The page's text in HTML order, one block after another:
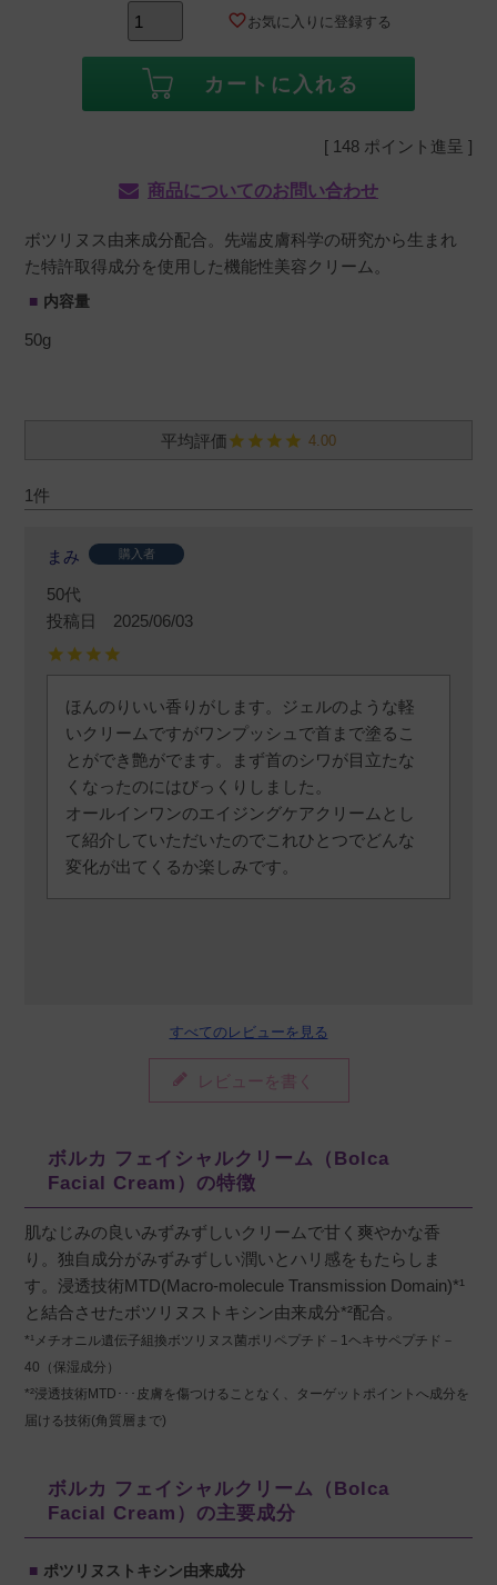
お気に入りに登録する
カートに入れる
[ 148 ポイント進呈 ]
商品についてのお問い合わせ
ボツリヌス由来成分配合。先端皮膚科学の研究から生まれ
た特許取得成分を使用した機能性美容クリーム。
内容量
50g
4.00
1
まみ 購入者
50代
投稿日
2025/06/03
ほんのりいい香りがします。ジェルのような軽
いクリームですがワンプッシュで首まで塗るこ
とができ艶がでます。まず首のシワが目立たな
くなったのにはびっくりしました。
オールインワンのエイジングケアクリームとし
て紹介していただいたのでこれひとつでどんな
変化が出てくるか楽しみです。
すべてのレビューを見る
レビューを書く
ボルカ フェイシャルクリーム（Bolca
Facial Cream）の特徴
肌なじみの良いみずみずしいクリームで甘く爽やかな香
り。独自成分がみずみずしい潤いとハリ感をもたらしま
す。浸透技術MTD(Macro-molecule Transmission Domain)*¹
と結合させたボツリヌストキシン由来成分*²配合。
*¹メチオニル遺伝子組換ボツリヌス菌ポリペプチド－1ヘキサペプチド－
40（保湿成分）
*²浸透技術MTD･･･皮膚を傷つけることなく、ターゲットポイントへ成分を
届ける技術(角質層まで)
ボルカ フェイシャルクリーム（Bolca
Facial Cream）の主要成分
ポツリヌストキシン由来成分